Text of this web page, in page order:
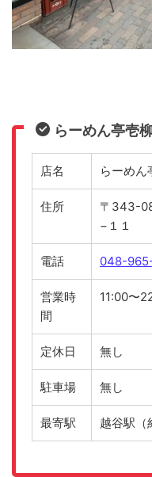
らーめん亭壱
店名 らーめん
住所
〒343-
−１１
電話 048-
営業時
間
11:00〜
定休日 無し
駐車場 無し
最寄駅 越谷駅（